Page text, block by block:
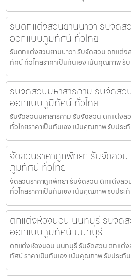
รับตกแต่งสวนยานนาวา รับจัด
ออกแบบภูมิทัศน์ ทั่วไทย
รับตกแต่งสวนยานนาวา รับจัดสวน ตกแต่
ทัศน์ ทั่วไทยราคาเป็นกันเอง เน้นคุณภาพ รั
รับจัดสวนมหาสารคาม รับจัดส
ออกแบบภูมิทัศน์ ทั่วไทย
รับจัดสวนมหาสารคาม รับจัดสวน ตกแต่ง
ทั่วไทยราคาเป็นกันเอง เน้นคุณภาพ รับประ
จัดสวนราคาถูกพัทยา รับจัดสว
ภูมิทัศน์ ทั่วไทย
จัดสวนราคาถูกพัทยา รับจัดสวน ตกแต่งส
ทั่วไทยราคาเป็นกันเอง เน้นคุณภาพ รับประ
ตกแต่งห้องนอน นนทบุรี รับจัด
ออกแบบภูมิทัศน์ นนทบุรี
ตกแต่งห้องนอน นนทบุรี รับจัดสวน ตกแต่
ทัศน์ ราคาเป็นกันเอง เน้นคุณภาพ รับประ